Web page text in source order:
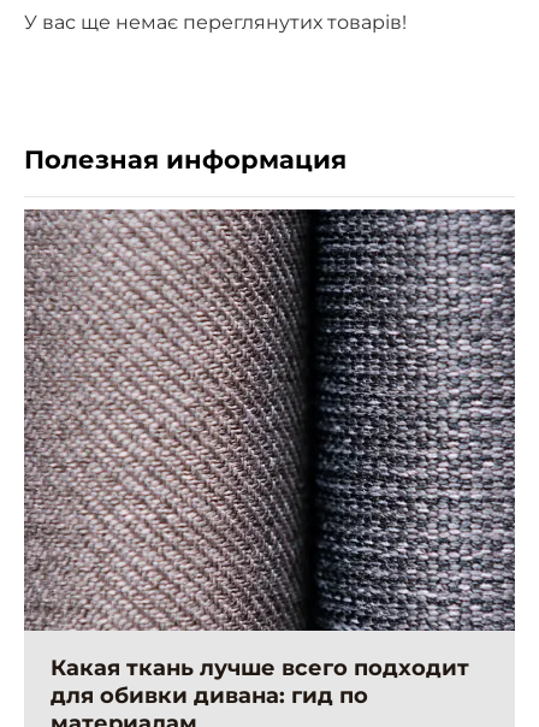
У вас ще немає переглянутих товарів!
Полезная информация
Какая ткань лучше всего подходит
для обивки дивана: гид по